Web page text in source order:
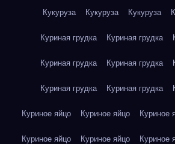
Кукуруза Кукуруза Кукуруза
Куриная грудка Куриная грудка
Куриная грудка Куриная грудка
Куриная грудка Куриная грудка
Куриное яйцо Куриное яйцо Куриное
Куриное яйцо Куриное яйцо Куриное